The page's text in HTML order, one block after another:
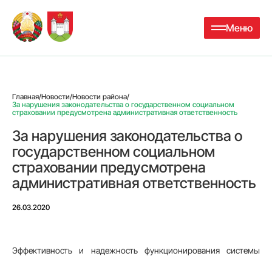
Меню
Главная/Новости/Новости района/
За нарушения законодательства о государственном социальном
страховании предусмотрена административная ответственность
За нарушения законодательства о
государственном социальном
страховании предусмотрена
административная ответственность
26.03.2020
Эффективность и надежность функционирования системы